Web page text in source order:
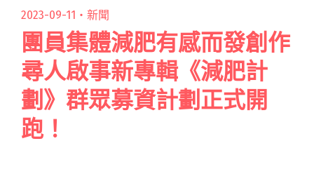
2023-09-11・ 新聞
團員集體減肥有感而發創作
尋人啟事新專輯《減肥計
劃》群眾募資計劃正式開
跑！